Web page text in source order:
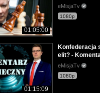
01:05:00
eMisjaTv
1080p
01:15:09
Konfederacja
elit? -
eMisjaTv
1080p